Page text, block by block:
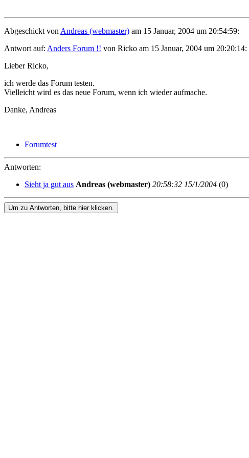
Abgeschickt von Andreas (webmaster) am 15 Januar, 2004 um 20:54:59:
Antwort auf: Anders Forum !! von Ricko am 15 Januar, 2004 um 20:20:14:
Lieber Ricko,
ich werde das Forum testen.
Vielleicht wird es das neue Forum, wenn ich wieder aufmache.
Danke, Andreas
Forumtest
Antworten:
Sieht ja gut aus Andreas (webmaster) 20:58:32 15/1/2004 (0)
Um zu Antworten, bitte hier klicken.